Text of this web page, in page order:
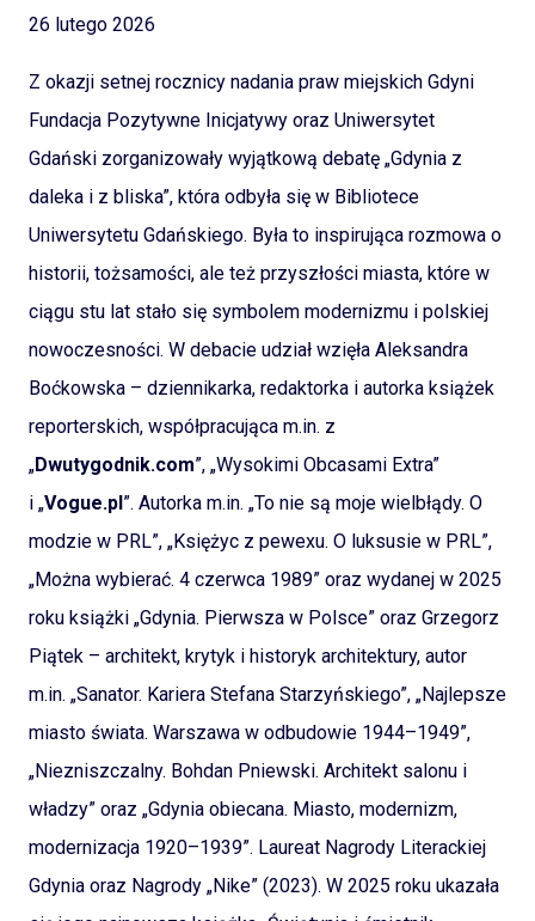
26 lutego 2026
Z okazji setnej rocznicy nadania praw miejskich Gdyni
Fundacja Pozytywne Inicjatywy oraz Uniwersytet
Gdański zorganizowały wyjątkową debatę „Gdynia z
daleka i z bliska”, która odbyła się w Bibliotece
Uniwersytetu Gdańskiego. Była to inspirująca rozmowa o
historii, tożsamości, ale też przyszłości miasta, które w
ciągu stu lat stało się symbolem modernizmu i polskiej
nowoczesności. W debacie udział wzięła Aleksandra
Boćkowska – dziennikarka, redaktorka i autorka książek
reporterskich, współpracująca m.in. z
„Dwutygodnik.com”, „Wysokimi Obcasami Extra”
i „Vogue.pl”. Autorka m.in. „To nie są moje wielbłądy. O
modzie w PRL”, „Księżyc z pewexu. O luksusie w PRL”,
„Można wybierać. 4 czerwca 1989” oraz wydanej w 2025
roku książki „Gdynia. Pierwsza w Polsce” oraz Grzegorz
Piątek – architekt, krytyk i historyk architektury, autor
m.in. „Sanator. Kariera Stefana Starzyńskiego”, „Najlepsze
miasto świata. Warszawa w odbudowie 1944–1949”,
„Niezniszczalny. Bohdan Pniewski. Architekt salonu i
władzy” oraz „Gdynia obiecana. Miasto, modernizm,
modernizacja 1920–1939”. Laureat Nagrody Literackiej
Gdynia oraz Nagrody „Nike” (2023). W 2025 roku ukazała